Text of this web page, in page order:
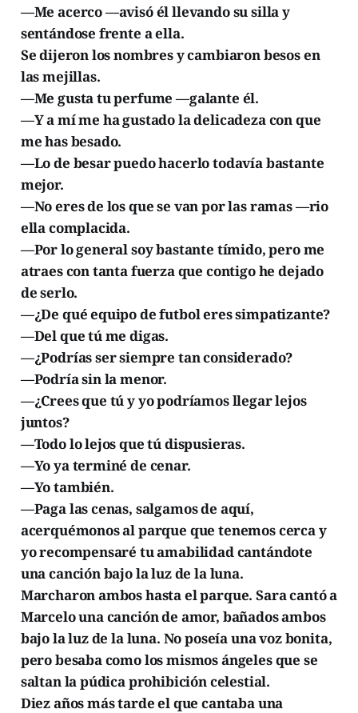
—Me acerco —avisó él llevando su silla y
sentándose frente a ella.
Se dijeron los nombres y cambiaron besos en
las mejillas.
—Me gusta tu perfume —galante él.
—Y a mí me ha gustado la delicadeza con que
me has besado.
—Lo de besar puedo hacerlo todavía bastante
mejor.
—No eres de los que se van por las ramas —rio
ella complacida.
—Por lo general soy bastante tímido, pero me
atraes con tanta fuerza que contigo he dejado
de serlo.
—¿De qué equipo de futbol eres simpatizante?
—Del que tú me digas.
—¿Podrías ser siempre tan considerado?
—Podría sin la menor.
—¿Crees que tú y yo podríamos llegar lejos
juntos?
—Todo lo lejos que tú dispusieras.
—Yo ya terminé de cenar.
—Yo también.
—Paga las cenas, salgamos de aquí,
acerquémonos al parque que tenemos cerca y
yo recompensaré tu amabilidad cantándote
una canción bajo la luz de la luna.
Marcharon ambos hasta el parque. Sara cantó a
Marcelo una canción de amor, bañados ambos
bajo la luz de la luna. No poseía una voz bonita,
pero besaba como los mismos ángeles que se
saltan la púdica prohibición celestial.
Diez años más tarde el que cantaba una